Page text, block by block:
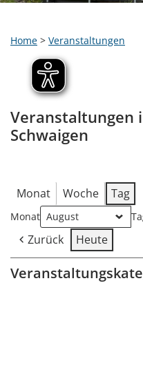
Home > Veranstaltungen
Veranstaltungen
Schwaigen
Monat Woche Tag
Monat
Zurück Heute